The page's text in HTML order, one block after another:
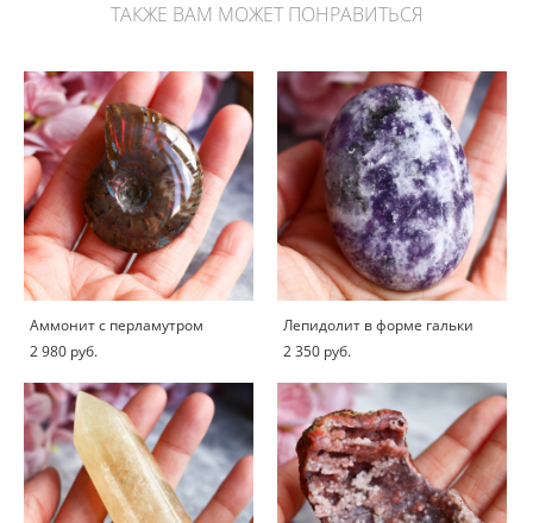
ТАКЖЕ ВАМ МОЖЕТ ПОНРАВИТЬСЯ
Аммонит с перламутром
2 980 pуб.
Лепидолит в форме гальки
2 350 pуб.